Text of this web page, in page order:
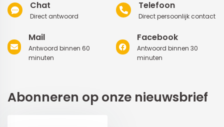
Chat
Direct antwoord
Telefoon
Direct persoonlijk contact
Mail
Antwoord binnen 60
minuten
Facebook
Antwoord binnen 30
minuten
Abonneren op onze nieuwsbrief